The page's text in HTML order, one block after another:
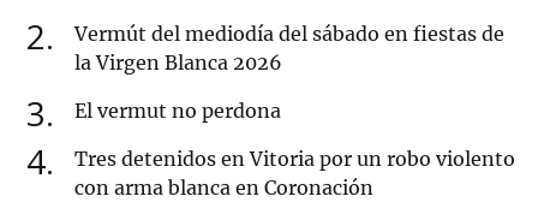
2
Vermút del mediodía del sábado en fiestas de
la Virgen Blanca 2026
3 El vermut no perdona
4
Tres detenidos en Vitoria por un robo violento
con arma blanca en Coronación